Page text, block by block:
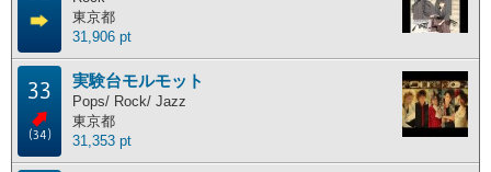
東京都
31,906 pt
33
(34)
実験台モルモット
Pops/ Rock/ Jazz
東京都
31,353 pt